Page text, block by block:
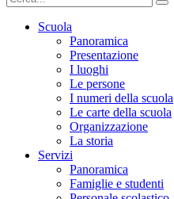
Scuola
Panoramica
Presentazione
I luoghi
Le persone
I numeri della scuola
Le carte della scuola
Organizzazione
La storia
Servizi
Panoramica
Famiglie e studenti